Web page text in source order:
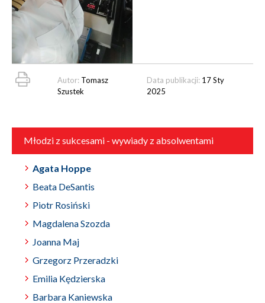
Młodzi z sukcesami - wywiady z absolwentami
Agata Hoppe
Beata DeSantis
Piotr Rosiński
Magdalena Szozda
Joanna Maj
Grzegorz Przeradzki
Emilia Kędzierska
Barbara Kaniewska
Autor: Tomasz
Szustek
Data publikacji: 17 Sty
2025